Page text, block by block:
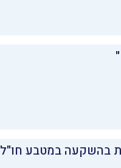
בהשקעה במטבע חו"ל